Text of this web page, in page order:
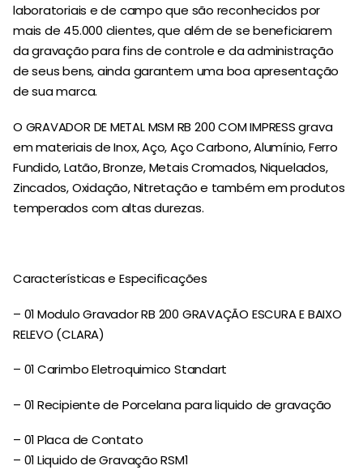
laboratoriais e de campo que são reconhecidos por
mais de 45.000 clientes, que além de se beneficiarem
da gravação para fins de controle e da administração
de seus bens, ainda garantem uma boa apresentação
de sua marca.
O GRAVADOR DE METAL MSM RB 200 COM IMPRESS grava
em materiais de Inox, Aço, Aço Carbono, Alumínio, Ferro
Fundido, Latão, Bronze, Metais Cromados, Niquelados,
Zincados, Oxidação, Nitretação e também em produtos
temperados com altas durezas.
Características e Especificações
– 01 Modulo Gravador RB 200 GRAVAÇÃO ESCURA E BAIXO
RELEVO (CLARA)
– 01 Carimbo Eletroquimico Standart
– 01 Recipiente de Porcelana para liquido de gravação
– 01 Placa de Contato
– 01 Liquido de Gravação RSM1